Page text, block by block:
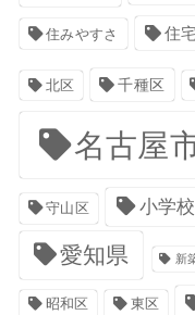
住みやすさ 住
北区 千種区
名古屋
守山区 小学校
愛知県 新
昭和区 東区